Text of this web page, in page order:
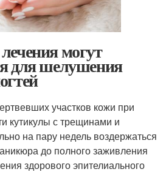
могут
для шелушения
участков кожи при
кутикулы с трещинами и
на пару недель воздержаться
до полного заживления
здорового эпителиального